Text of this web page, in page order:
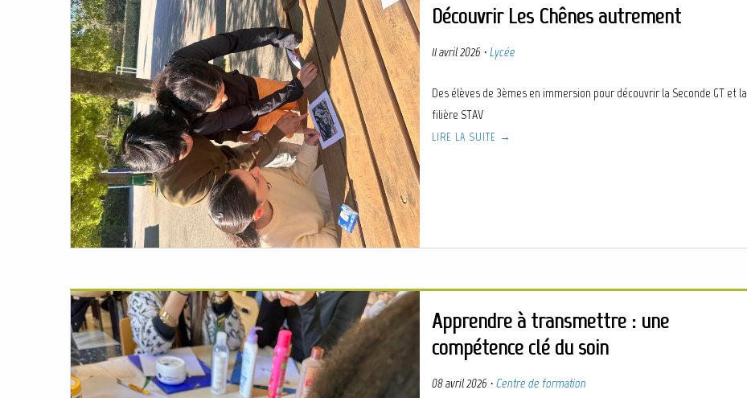
Découvrir Les Chênes autrement
11 avril 2026 · Lycée
Des élèves de 3èmes en immersion pour découvrir la Seconde GT et la
filière STAV
LIRE LA SUITE →
Apprendre à transmettre : une
compétence clé du soin
08 avril 2026 · Centre de formation